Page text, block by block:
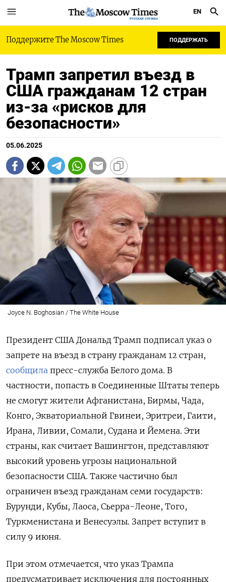
РУССКАЯ СЛУЖБА
EN
Поддержите The Moscow Times ПОДДЕРЖАТЬ
Трамп запретил въезд в
США гражданам 12 стран
из-за «рисков для
безопасности»
05.06.2025
Joyce N. Boghosian / The White House
Президент США Дональд Трамп подписал указ о
запрете на въезд в страну гражданам 12 стран,
сообщила пресс-служба Белого дома. В
частности, попасть в Соединенные Штаты теперь
не смогут жители Афганистана, Бирмы, Чада,
Конго, Экваториальной Гвинеи, Эритреи, Гаити,
Ирана, Ливии, Сомали, Судана и Йемена. Эти
страны, как считает Вашингтон, представляют
высокий уровень угрозы национальной
безопасности США. Также частично был
ограничен въезд гражданам семи государств:
Бурунди, Кубы, Лаоса, Сьерра-Леоне, Того,
Туркменистана и Венесуэлы. Запрет вступит в
силу 9 июня.
При этом отмечается, что указ Трампа
предусматривает исключения для постоянных